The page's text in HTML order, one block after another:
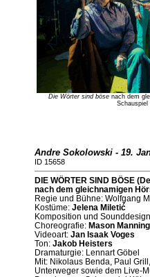
Die Wörter sind bösenach dem
Schauspiel
Andre Sokolowski - 19.
ID 15658
DIE WÖRTER SIND BÖSE
nach dem gleichnamigen
Regie und Bühne: Wolfgang
Kostüme: Jelena Miletić
Komposition und
Choreografie: Mason Manning
Videoart: Jan Isaak Voges
Ton: Jakob Heisters
Dramaturgie: Lennart Göbel
Mit: Nikolaus Benda, Paul
Unterweger sowie dem Live-